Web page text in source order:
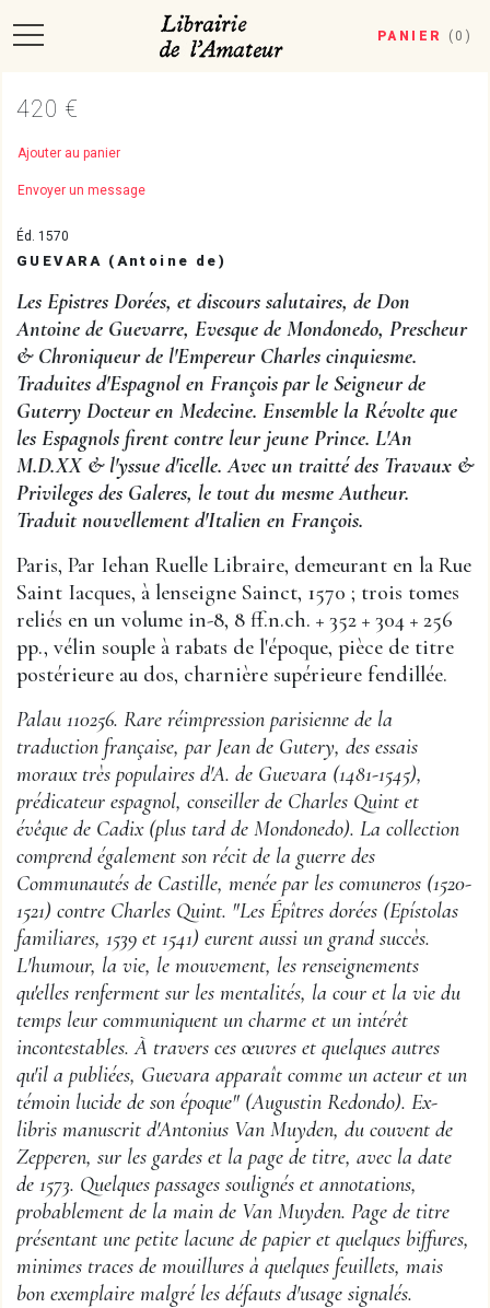
PANIER ( 0 )
420 €
Ajouter au panier
Envoyer un message
Éd. 1570
GUEVARA (Antoine de)
Les Epistres Dorées, et discours salutaires, de Don
Antoine de Guevarre, Evesque de Mondonedo, Prescheur
& Chroniqueur de l'Empereur Charles cinquiesme.
Traduites d'Espagnol en François par le Seigneur de
Guterry Docteur en Medecine. Ensemble la Révolte que
les Espagnols firent contre leur jeune Prince. L'An
M.D.XX & l'yssue d'icelle. Avec un traitté des Travaux &
Privileges des Galeres, le tout du mesme Autheur.
Traduit nouvellement d'Italien en François.
Paris, Par Iehan Ruelle Libraire, demeurant en la Rue
Saint Iacques, à lenseigne Sainct, 1570 ; trois tomes
reliés en un volume in-8, 8 ff.n.ch. + 352 + 304 + 256
pp., vélin souple à rabats de l'époque, pièce de titre
postérieure au dos, charnière supérieure fendillée.
Palau 110256. Rare réimpression parisienne de la
traduction française, par Jean de Gutery, des essais
moraux très populaires d'A. de Guevara (1481-1545),
prédicateur espagnol, conseiller de Charles Quint et
évêque de Cadix (plus tard de Mondonedo). La collection
comprend également son récit de la guerre des
Communautés de Castille, menée par les comuneros (1520-
1521) contre Charles Quint. "Les Épîtres dorées (Epístolas
familiares, 1539 et 1541) eurent aussi un grand succès.
L'humour, la vie, le mouvement, les renseignements
qu'elles renferment sur les mentalités, la cour et la vie du
temps leur communiquent un charme et un intérêt
incontestables. À travers ces œuvres et quelques autres
qu'il a publiées, Guevara apparaît comme un acteur et un
témoin lucide de son époque" (Augustin Redondo). Ex-
libris manuscrit d'Antonius Van Muyden, du couvent de
Zepperen, sur les gardes et la page de titre, avec la date
de 1573. Quelques passages soulignés et annotations,
probablement de la main de Van Muyden. Page de titre
présentant une petite lacune de papier et quelques biffures,
minimes traces de mouillures à quelques feuillets, mais
bon exemplaire malgré les défauts d'usage signalés.